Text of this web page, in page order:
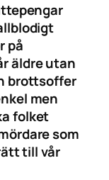
på
äldre utan
brottsoffer
men
folket
som
till vår